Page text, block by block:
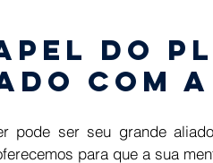
do
com
pode ser seu grande
para que a sua